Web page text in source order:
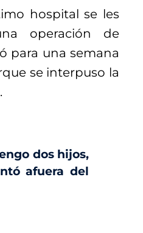
hospital se les
operación de
para una semana
se interpuso la
dos hijos,
afuera del